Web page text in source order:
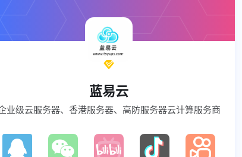

蓝易云
业级云服务器、香港服务器、高防服务器云计算服务商